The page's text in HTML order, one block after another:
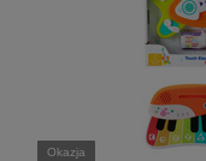
Okazja